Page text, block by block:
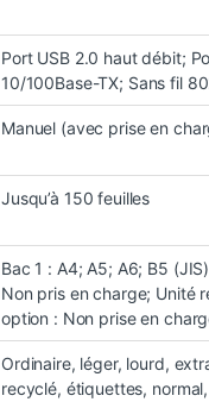
Port USB 2.0 haut débit;
10/100Base-TX; Sans fil
Manuel (avec prise en
Jusqu’à 150 feuilles
Bac 1 : A4; A5; A6; B5
Non pris en charge; Unité
option : Non prise en
Ordinaire, léger, lourd,
recyclé, étiquettes,